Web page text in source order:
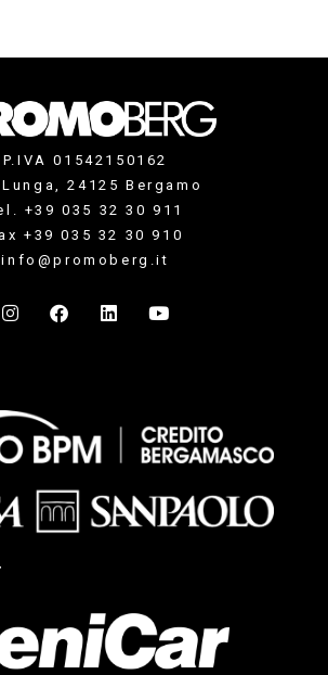
P.IVA 01542150162
24125 Bergamo
+39 035 32 30 911
+39 035 32 30 910
info@promoberg.it